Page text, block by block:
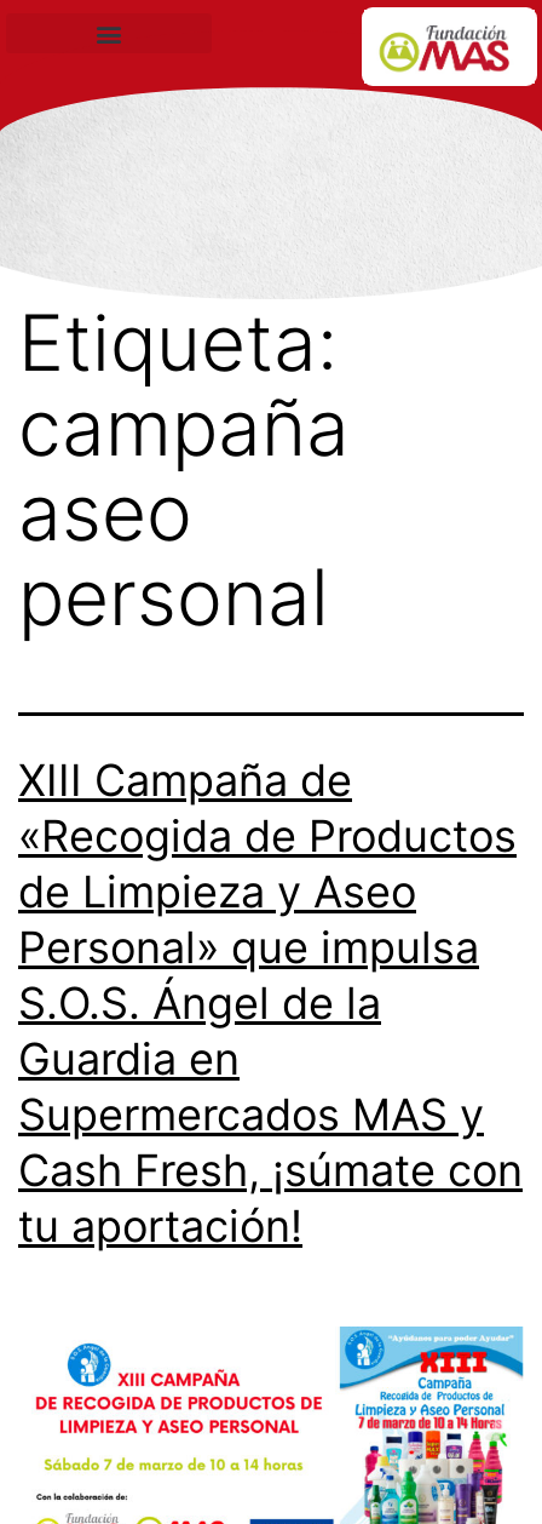
Etiqueta:
campaña
aseo
personal
XIII Campaña de
«Recogida de Productos
de Limpieza y Aseo
Personal» que impulsa
S.O.S. Ángel de la
Guardia en
Supermercados MAS y
Cash Fresh, ¡súmate con
tu aportación!